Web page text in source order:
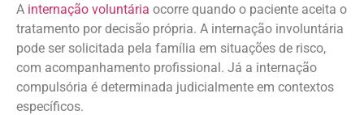
A internação voluntária ocorre quando o paciente aceita o
tratamento por decisão própria. A internação involuntária
pode ser solicitada pela família em situações de risco,
com acompanhamento profissional. Já a internação
compulsória é determinada judicialmente em contextos
específicos.